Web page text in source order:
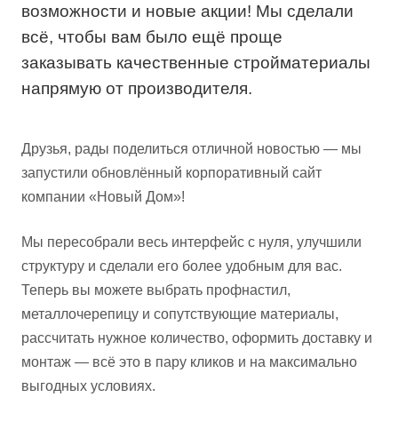
возможности и новые акции! Мы сделали
всё, чтобы вам было ещё проще
заказывать качественные стройматериалы
напрямую от производителя.
Друзья, рады поделиться отличной новостью — мы
запустили обновлённый корпоративный сайт
компании «Новый Дом»!
Мы пересобрали весь интерфейс с нуля, улучшили
структуру и сделали его более удобным для вас.
Теперь вы можете выбрать профнастил,
металлочерепицу и сопутствующие материалы,
рассчитать нужное количество, оформить доставку и
монтаж — всё это в пару кликов и на максимально
выгодных условиях.